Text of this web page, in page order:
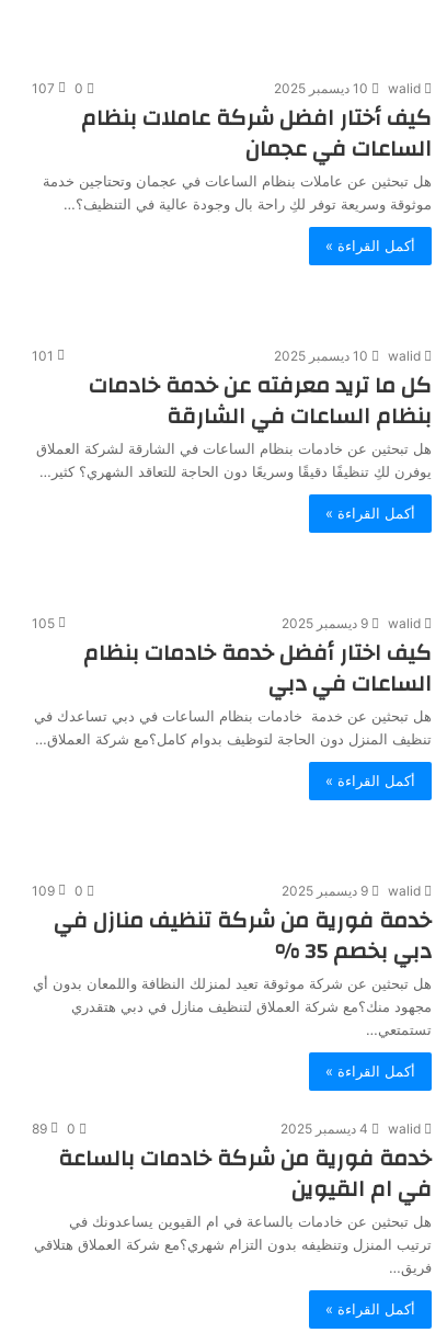
walid 10 ديسمبر 2025 0
107
كيف أختار افضل شركة عاملات بنظام
الساعات في عجمان
هل تبحثين عن عاملات بنظام الساعات في عجمان وتحتاجين خدمة
موثوقة وسريعة توفر لكِ راحة بال وجودة عالية في التنظيف؟…
أكمل القراءة »
walid 10 ديسمبر 2025 101
كل ما تريد معرفته عن خدمة خادمات
بنظام الساعات في الشارقة
هل تبحثين عن خادمات بنظام الساعات في الشارقة لشركة العملاق
يوفرن لكِ تنظيفًا دقيقًا وسريعًا دون الحاجة للتعاقد الشهري؟ كثير…
أكمل القراءة »
walid 9 ديسمبر 2025 105
كيف اختار أفضل خدمة خادمات بنظام
الساعات في دبي
هل تبحثين عن خدمة خادمات بنظام الساعات في دبي تساعدك في
تنظيف المنزل دون الحاجة لتوظيف بدوام كامل؟مع شركة العملاق…
أكمل القراءة »
walid 9 ديسمبر 2025 0
109
خدمة فورية من شركة تنظيف منازل في
دبي بخصم 35 %
هل تبحثين عن شركة موثوقة تعيد لمنزلك النظافة واللمعان بدون أي
مجهود منك؟مع شركة العملاق لتنظيف منازل في دبي هتقدري
تستمتعي…
أكمل القراءة »
walid 4 ديسمبر 2025 0
89
خدمة فورية من شركة خادمات بالساعة
في ام القيوين
هل تبحثين عن خادمات بالساعة في ام القيوين يساعدونك في
ترتيب المنزل وتنظيفه بدون التزام شهري؟مع شركة العملاق هتلاقي
فريق…
أكمل القراءة »